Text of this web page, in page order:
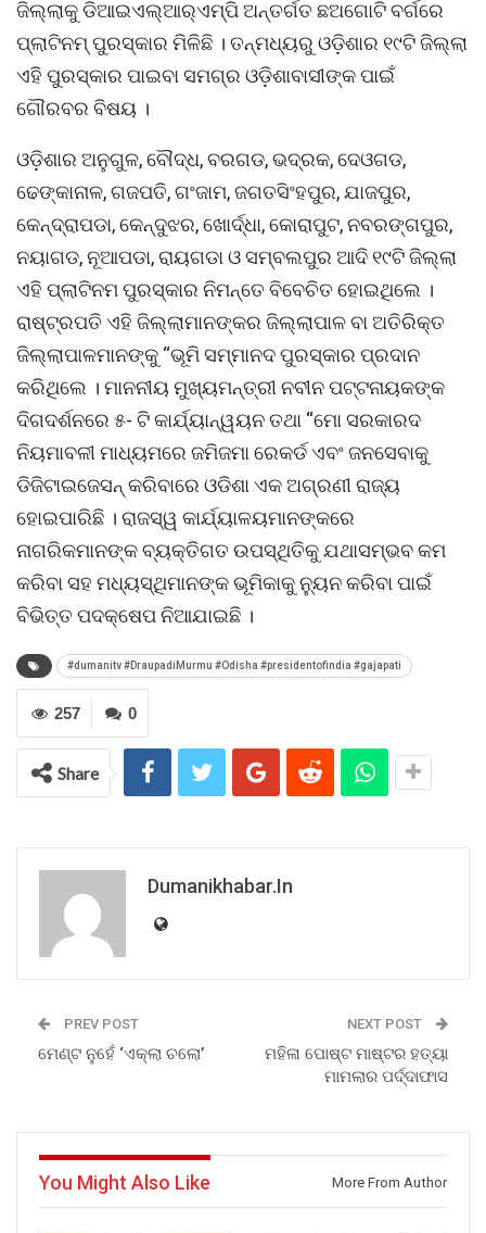
ଜିଲ୍ଲାକୁ ଡିଆଇଏଲ୍‌ଆର୍‌ଏମ୍‌ପି ଅନ୍ତର୍ଗତ ଛଅଗୋଟି ବର୍ଗରେ
ପ୍ଲାଟିନମ୍‌ ପୁରସ୍କାର ମିଳିଛି । ତନ୍ମଧ୍ୟରୁ ଓଡ଼ିଶାର ୧୯ଟି ଜିଲ୍ଲା
ଏହି ପୁରସ୍କାର ପାଇବା ସମଗ୍ର ଓଡ଼ିଶାବାସୀଙ୍କ ପାଇଁ
ଗୌରବର ବିଷୟ ।
ଓଡ଼ିଶାର ଅନୁଗୁଳ, ବୌଦ୍ଧ, ବରଗଡ, ଭଦ୍ରକ, ଦେଓଗଡ,
ଢେଙ୍କାନାଳ, ଗଜପତି, ଗଂଜାମ, ଜଗତସିଂହପୁର, ଯାଜପୁର,
କେନ୍ଦ୍ରାପଡା, କେନ୍ଦୁଝର, ଖୋର୍ଦ୍ଧା, କୋରାପୁଟ, ନବରଙ୍ଗପୁର,
ନୟାଗଡ, ନୂଆପଡା, ରାୟଗଡା ଓ ସମ୍ବଲପୁର ଆଦି ୧୯ଟି ଜିଲ୍ଲା
ଏହି ପ୍ଲାଟିନମ ପୁରସ୍କାର ନିମନ୍ତେ ବିବେଚିତ ହୋଇଥିଲେ ।
ରାଷ୍ଟ୍ରପତି ଏହି ଜିଲ୍ଲାମାନଙ୍କର ଜିଲ୍ଲାପାଳ ବା ଅତିରିକ୍‌ତ
ଜିଲ୍ଲାପାଳମାନଙ୍କୁ “ଭୂମି ସମ୍ମାନଦ ପୁରସ୍କାର ପ୍ରଦାନ
କରିଥିଲେ । ମାନନୀୟ ମୁଖ୍ୟମନ୍ତ୍ରୀ ନବୀନ ପଟ୍ଟନାୟକଙ୍କ
ଦିଗଦର୍ଶନରେ ୫- ଟି କାର୍ଯ୍ୟାନ୍ୱୟନ ତଥା “ମୋ ସରକାରଦ
ନିୟମାବଳୀ ମାଧ୍ୟମରେ ଜମିଜମା ରେକର୍ଡ ଏବଂ ଜନସେବାକୁ
ଡିଜିଟାଇଜେସନ୍‌ କରିବାରେ ଓଡିଶା ଏକ ଅଗ୍ରଣୀ ରାଜ୍ୟ
ହୋଇପାରିଛି । ରାଜସ୍ୱ କାର୍ଯ୍ୟାଳୟମାନଙ୍କରେ
ନାଗରିକମାନଙ୍କ ବ୍ୟକ୍‌ତିଗତ ଉପସ୍ଥିତିକୁ ଯଥାସମ୍ଭବ କମ
କରିବା ସହ ମଧ୍ୟସ୍ଥିମାନଙ୍କ ଭୂମିକାକୁ ନ୍ୟୁନ କରିବା ପାଇଁ
ବିଭିତ୍ତ ପଦକ୍ଷେପ ନିଆଯାଇଛି ।
#dumanitv #DraupadiMurmu #Odisha #presidentofindia #gajapati
0
257
Share
Dumanikhabar.in
PREV POST
ମେଣ୍ଟ ନୁହେଁ ‘ଏକ୍‌ଲା ଚଲୋ’
NEXT POST
ମହିଳା ପୋଷ୍ଟ ମାଷ୍ଟର ହତ୍ୟା
ମାମଲାର ପର୍ଦ୍ଦାଫାସ
You Might Also Like More From Author